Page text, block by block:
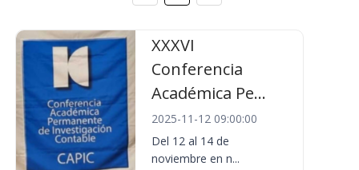
XXXVI
Conferencia
Académica Pe...
2025-11-12 09:00:00
Del 12 al 14 de
noviembre en n...